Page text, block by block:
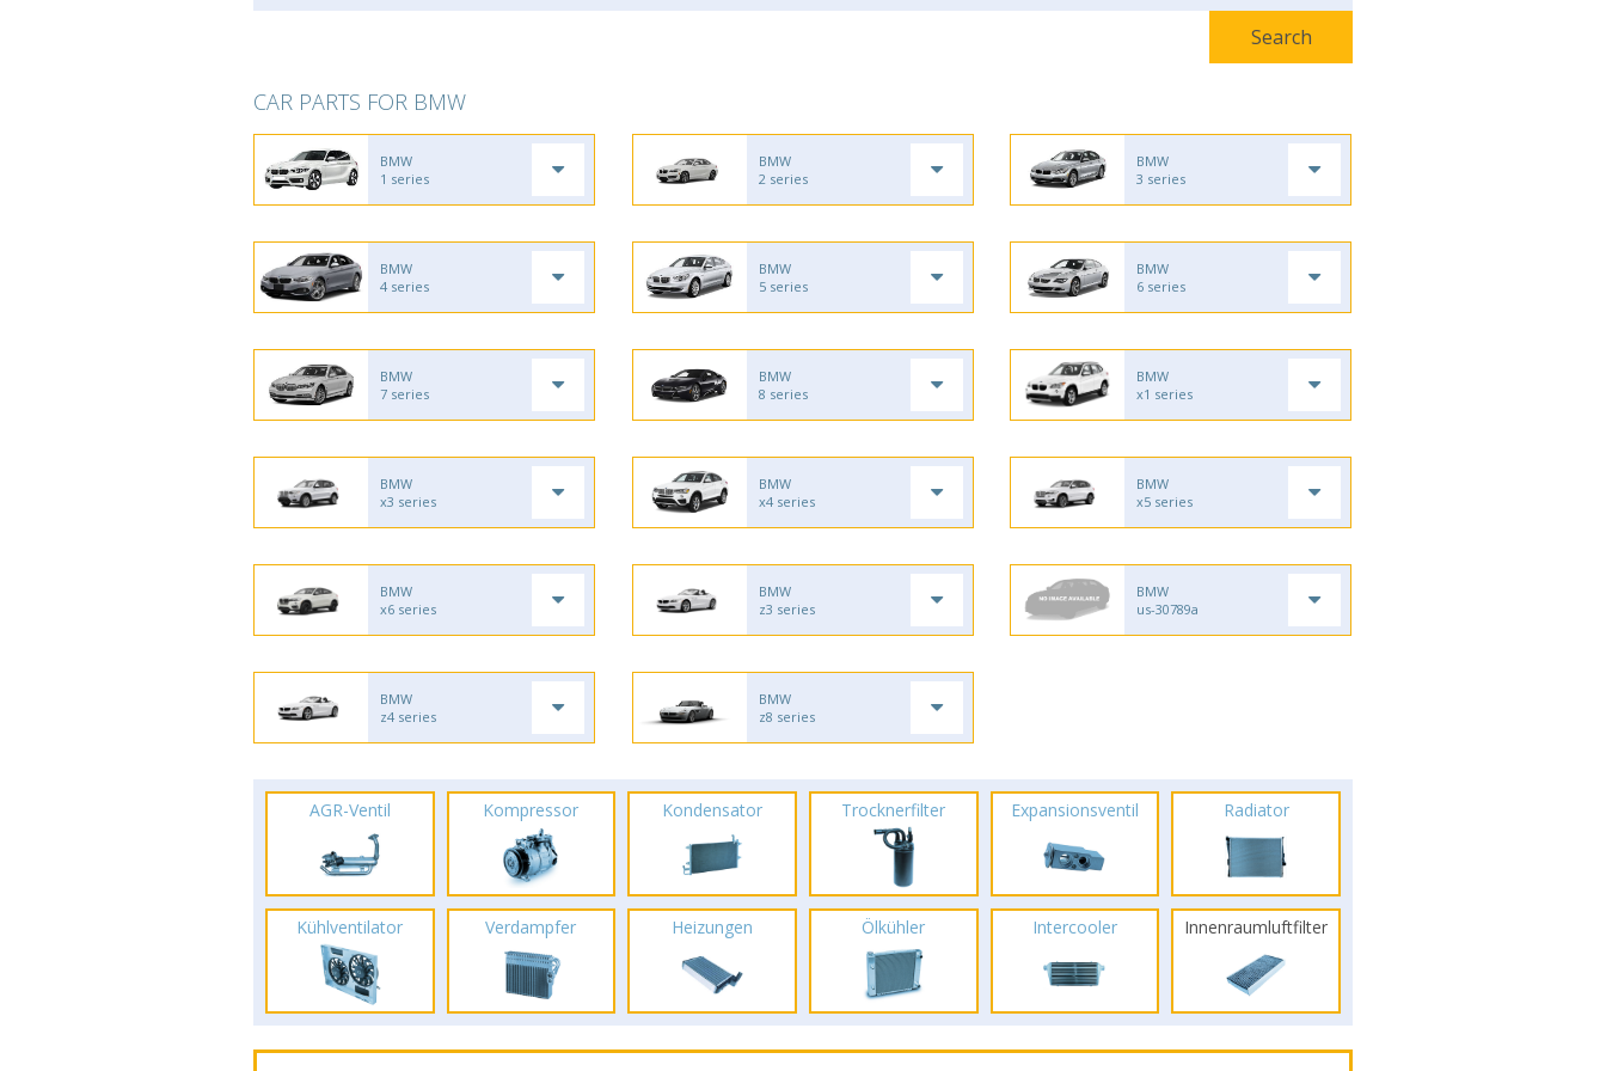
CAR PARTS FOR BMW
BMW
1 series
BMW
2 series
BMW
3 series
BMW
4 series
BMW
5 series
BMW
6 series
BMW
7 series
BMW
8 series
BMW
x1 series
BMW
x3 series
BMW
x4 series
BMW
x5 series
BMW
x6 series
BMW
z3 series
BMW
us-30789a
BMW
z4 series
BMW
z8 series
AGR-Ventil Kompressor Kondensator Trocknerfilter Expansionsventil Radiator
Kühlventilator Verdampfer Heizungen Ölkühler Intercooler Innenraumluftfilter